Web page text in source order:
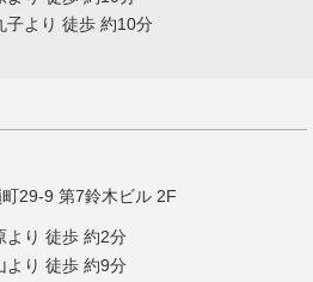
子より 徒歩 約10分
29-9 第7鈴木ビル 2F
より 徒歩 約2分
より 徒歩 約9分